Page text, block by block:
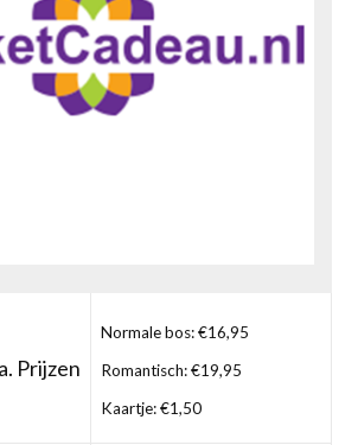
Prijzen
Normale bos: €16,95
Romantisch: €19,95
Kaartje: €1,50